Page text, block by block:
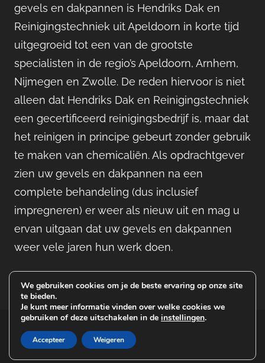
gevels en dakpannen is Hendriks Dak en
Reinigingstechniek uit Apeldoorn in korte tijd
uitgegroeid tot een van de grootste
specialisten in de regio’s Apeldoorn, Arnhem,
Nijmegen en Zwolle. De reden hiervoor is niet
alleen dat Hendriks Dak en Reinigingstechniek
een gecertificeerd reinigingsbedrijf is, maar dat
het reinigen in principe gebeurt zonder gebruik
te maken van chemicaliën. Als opdrachtgever
zien uw gevels en dakpannen na een
complete behandeling (dus inclusief
impregneren) er weer als nieuw uit en mag u
ervan uitgaan dat uw gevels en dakpannen
weer vele jaren hun werk doen.
© 2026 Hendriks Dak & Reinigingstechniek | gerealiseerd
doorWebsitekoers| SEO teksten:
We gebruiken cookies om je de beste ervaring op onze site
te bieden.
Je kunt meer informatie vinden over welke cookies we
gebruiken of deze uitschakelen in de instellingen.
Accepteer Weigeren